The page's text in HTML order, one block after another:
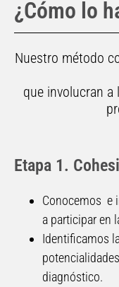
¿Cómo lo
Nuestro método
que involucran a
Etapa 1.
Conocemos e
a participar en
Identificamos
diagnóstico.